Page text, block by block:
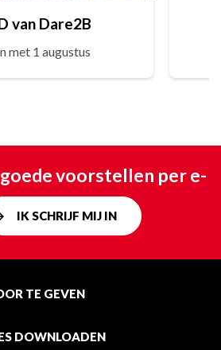
van Dare2B
met 1 augustus
voorstellen per e-
IK SCHRIJF MIJ IN
TE GEVEN
DOWNLOADEN